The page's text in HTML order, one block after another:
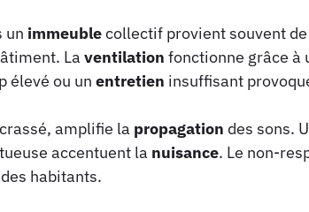
un immeublecollectif provient souvent de
La ventilation fonctionne grâce à
élevé ou un entretien insuffisant
amplifie la propagation des sons.
accentuent la nuisance. Le non-
des habitants.